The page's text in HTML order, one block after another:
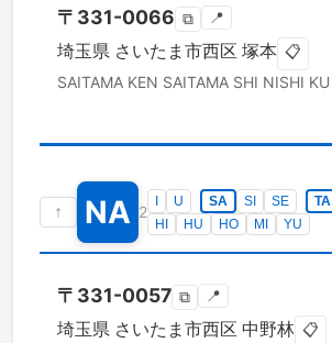
〒 331-0066 ⧉ 📍
埼玉県 さいたま市西区 塚本 📋
SAITAMA KEN SAITAMA SHI NISHI KU
↑ NA 2
U SA SI SE TA
HI
HU HO MI YU
〒 331-0057 ⧉ 📍
埼玉県 さいたま市西区 中野林 📋